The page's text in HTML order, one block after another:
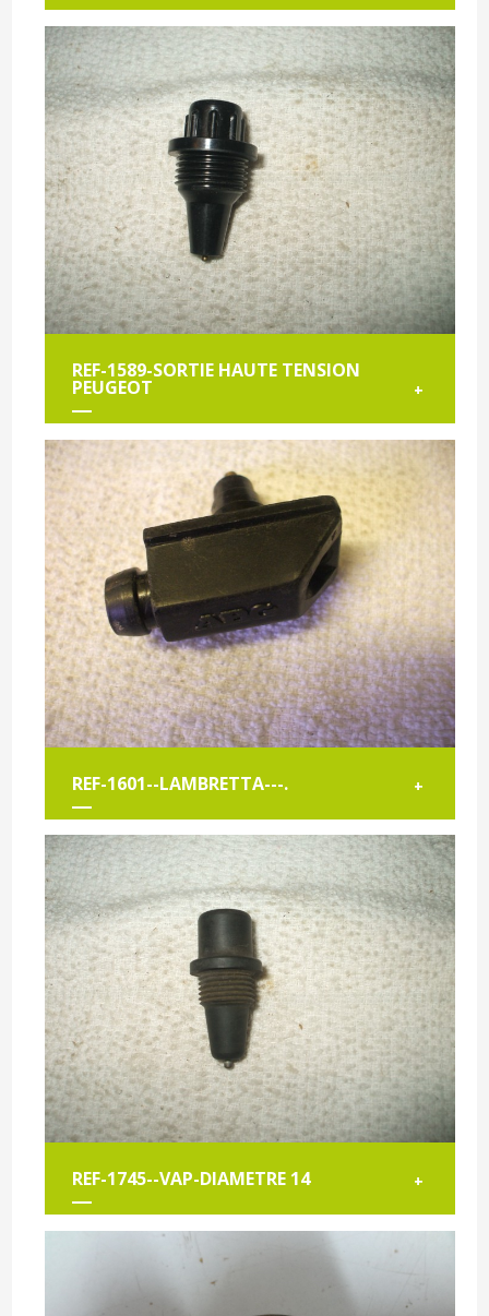
REF-1589-SORTIE HAUTE TENSION
PEUGEOT +
REF-1601--LAMBRETTA---. +
REF-1745--VAP-DIAMETRE 14 +